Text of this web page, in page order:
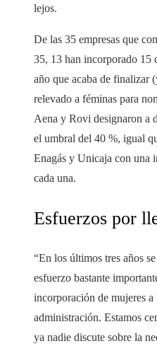
lejos.
De las 35 empresas que
35, 13 han incorporado 15
año que acaba de finalizar
relevado a féminas para
Aena y Rovi designaron a
el umbral del 40 %, igual
Enagás y Unicaja con una
cada una.
Esfuerzos por
“En los últimos tres años
esfuerzo bastante
incorporación de mujeres a
administración. Estamos
ya nadie discute sobre la